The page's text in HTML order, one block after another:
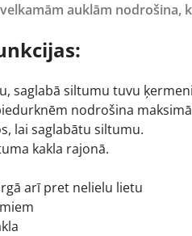
auklām
saglabā siltumu tuvu
nodrošina
lai saglabātu siltumu.
kakla rajonā.
arī pret nelielu lietu